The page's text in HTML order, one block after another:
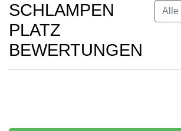
Alle
SCHLAMPEN
PLATZ
BEWERTUNGEN